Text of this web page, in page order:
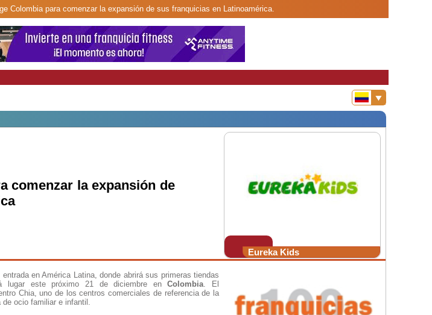
Colombia para comenzar la expansión de sus franquicias en Latinoamérica.
Eureka Kids
comenzar la expansión de
en América Latina, donde abrirá sus primeras tiendas
lugar este próximo 21 de diciembre enColombia. El
Chia, uno de los centros comerciales de referencia de la
ocio familiar e infantil.